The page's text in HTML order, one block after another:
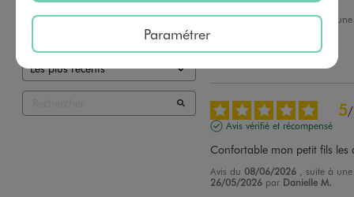
Avis du11/06/2026 , suite à
5/
Avis vérifié et récompensé
Confortable mon petit fils les
Avis du08/06/2026
, suite à
26/05/2026 par Danielle M.
Paramétrer